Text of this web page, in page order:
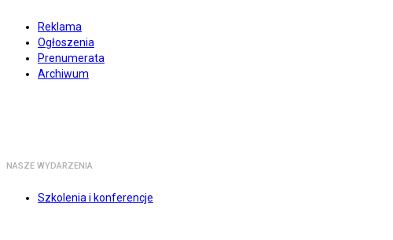
Reklama
Ogłoszenia
Prenumerata
Archiwum
NASZE WYDARZENIA
Szkolenia i konferencje